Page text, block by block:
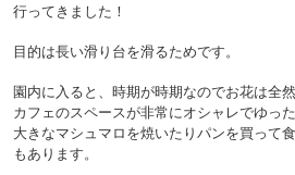
行ってきました！
目的は長い滑り台を滑るためです。
園内に入ると、時期が時期なのでお花は全
カフェのスペースが非常にオシャレでゆっ
大きなマシュマロを焼いたりパンを買って
もあります。